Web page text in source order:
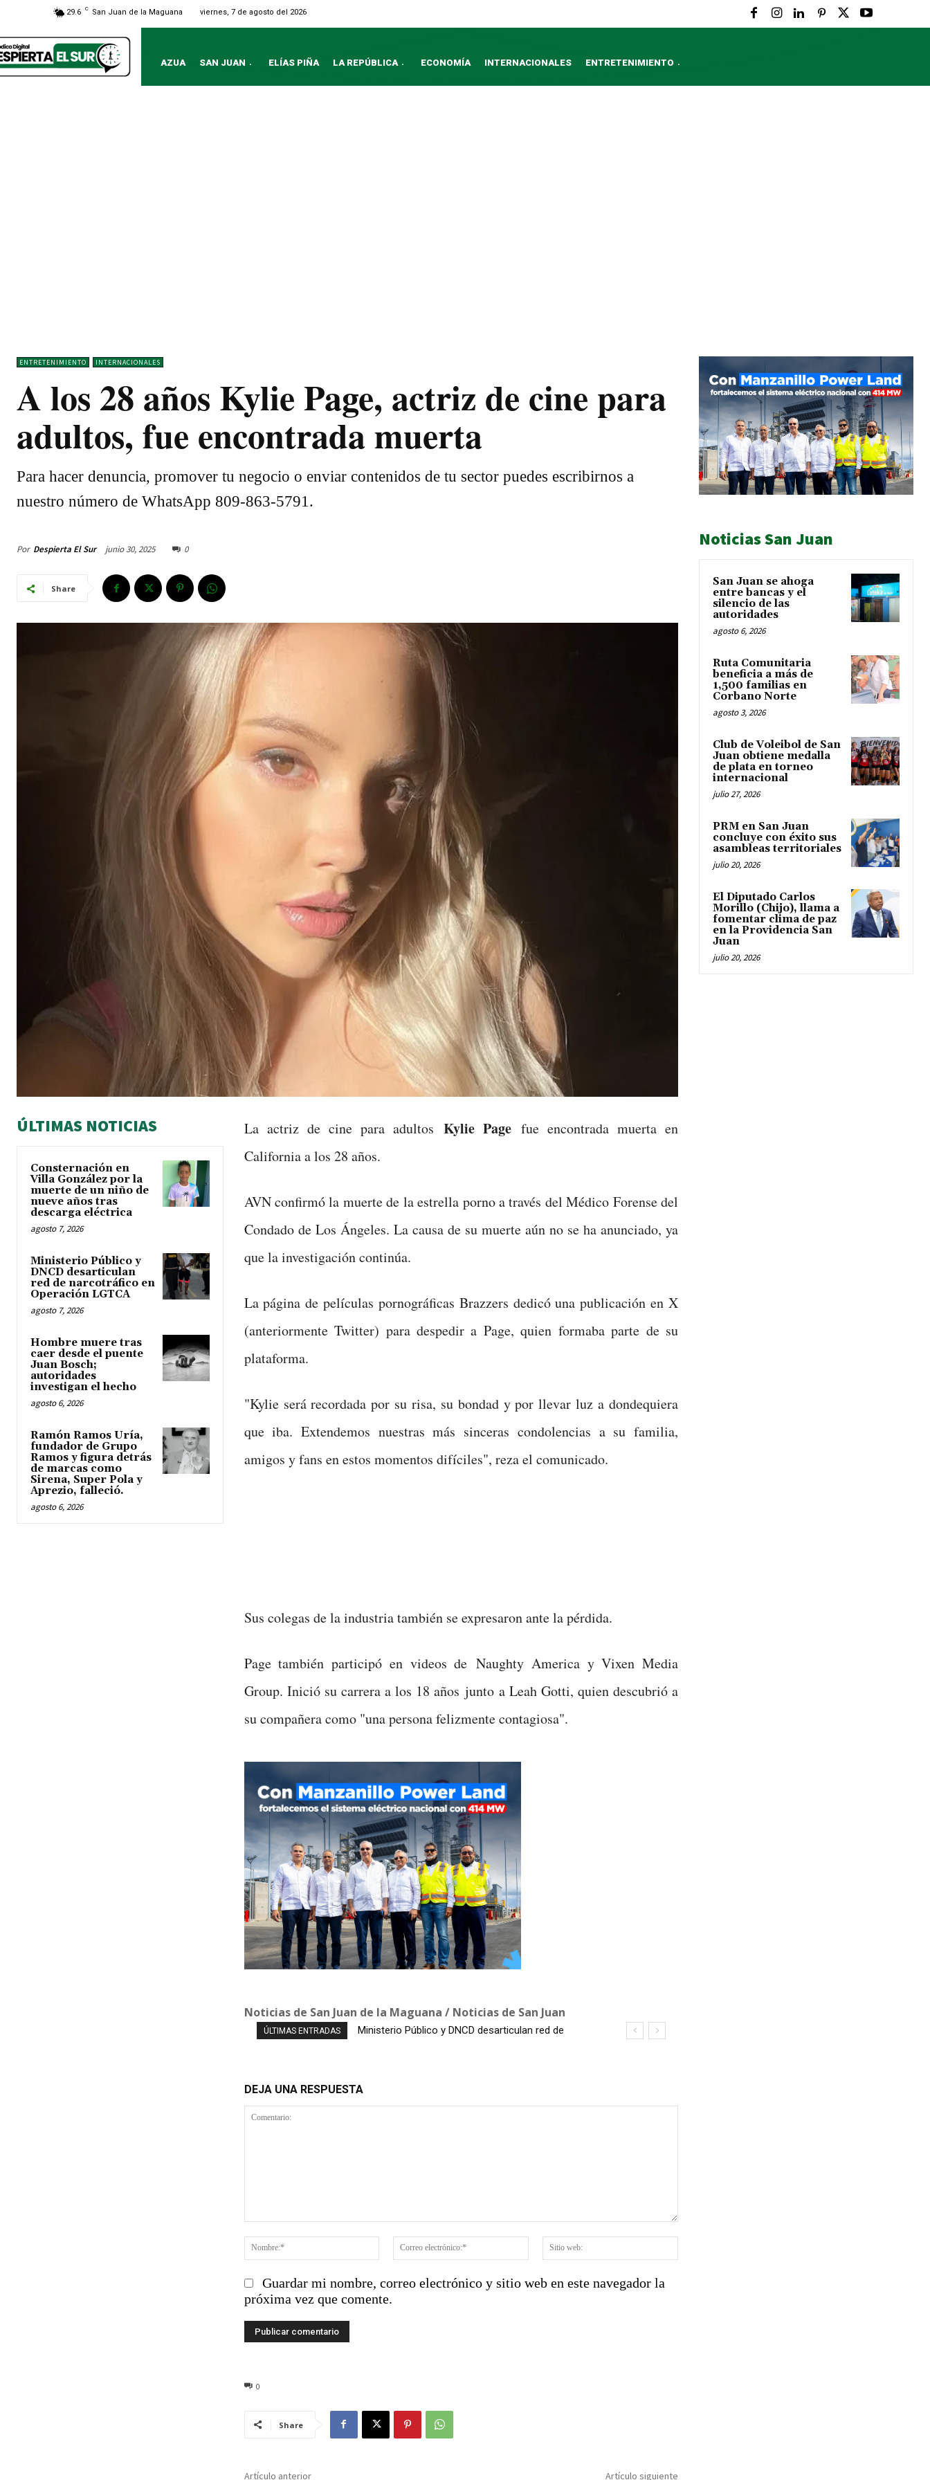
29.6 C San Juan de la Maguana viernes, 7 de agosto del 2026
AZUA SAN JUAN ELÍAS PIÑA LA REPÚBLICA ECONOMÍA INTERNACIONALES ENTRETENIMIENTO
ENTRETENIMIENTO INTERNACIONALES
A los 28 años Kylie Page, actriz de cine para
adultos, fue encontrada muerta
Para hacer denuncia, promover tu negocio o enviar contenidos de tu sector puedes escribirnos a
nuestro número de WhatsApp 809-863-5791.
Por Despierta El Sur junio 30, 2025 0
Share
ÚLTIMAS NOTICIAS
Consternación en
Villa González por la
muerte de un niño de
nueve años tras
descarga eléctrica
agosto 7, 2026
Ministerio Público y
DNCD desarticulan
red de narcotráfico en
Operación LGTCA
agosto 7, 2026
Hombre muere tras
caer desde el puente
Juan Bosch;
autoridades
investigan el hecho
agosto 6, 2026
Ramón Ramos Uría,
fundador de Grupo
Ramos y figura detrás
de marcas como
Sirena, Super Pola y
Aprezio, falleció.
agosto 6, 2026
La actriz de cine para adultos Kylie Pagefue encontrada muerta en
California a los 28 años.
AVN confirmó la muerte de la estrella porno a través del Médico Forense del
Condado de Los Ángeles. La causa de su muerte aún no se ha anunciado, ya
que la investigación continúa.
La página de películas pornográficas Brazzers dedicó una publicación en X
(anteriormente Twitter) para despedir a Page, quien formaba parte de su
plataforma.
"Kylie será recordada por su risa, su bondad y por llevar luz a dondequiera
que iba. Extendemos nuestras más sinceras condolencias a su familia,
amigos y fans en estos momentos difíciles", reza el comunicado.
Sus colegas de la industria también se expresaron ante la pérdida.
Page también participó en videos de Naughty America y Vixen Media
Group. Inició su carrera a los 18 años junto a Leah Gotti, quien descubrió a
su compañera como "una persona felizmente contagiosa".
Noticias de San Juan de la Maguana / Noticias de San Juan
ÚLTIMAS ENTRADAS
Hombre muere tras caer desde el puente Juan
DEJA UNA RESPUESTA
Nombre:*
Correo
electrónico:*
web:
Guardar mi nombre, correo electrónico y sitio web en este navegador la
próxima vez que comente.
0
Share
Artículo anterior Artículo siguiente
Noticias San Juan
San Juan se ahoga
entre bancas y el
silencio de las
autoridades
agosto 6, 2026
Ruta Comunitaria
beneficia a más de
1,500 familias en
Corbano Norte
agosto 3, 2026
Club de Voleibol de San
Juan obtiene medalla
de plata en torneo
internacional
julio 27, 2026
PRM en San Juan
concluye con éxito sus
asambleas territoriales
julio 20, 2026
El Diputado Carlos
Morillo (Chijo), llama a
fomentar clima de paz
en la Providencia San
Juan
julio 20, 2026